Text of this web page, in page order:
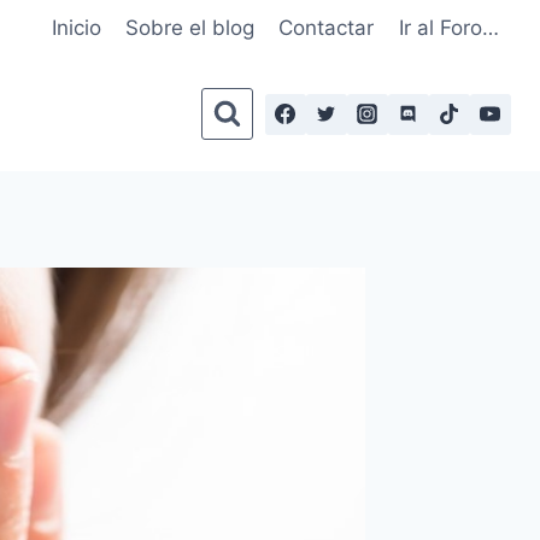
Inicio Sobre el blog Contactar Ir al Foro…